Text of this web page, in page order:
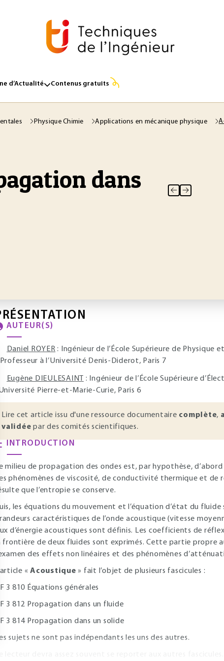
d’Actualité Contenus gratuits
Physique Chimie Applications en mécanique physique
dans
AUTEUR(S)
Daniel ROYER : Ingénieur de l’École Supérieure de Physique
à l’Université Denis-Diderot, Paris 7
Eugène DIEULESAINT
: Ingénieur de l’École Supérieure
Pierre-et-Marie-Curie, Paris 6
Lire cet article issu d'une ressource documentaire complète,
validée par des comités scientifiques.
INTRODUCTION
milieu de propagation des ondes est, par hypothèse,
phénomènes de viscosité, de conductivité thermique et de
que l’entropie se conserve.
les équations du mouvement et l’équation d’état du
caractéristiques de l’onde acoustique (vitesse
d’énergie acoustiques sont définis. Les coefficients de
frontière de deux fluides sont exprimés. Cette partie propre
des effets non linéaires et des phénomènes
« Acoustique » fait l’objet de plusieurs fascicules :
3 810 Équations générales
3 812 Propagation dans un fluide
3 814 Propagation dans un solide
sujets ne sont pas indépendants les uns des autres.